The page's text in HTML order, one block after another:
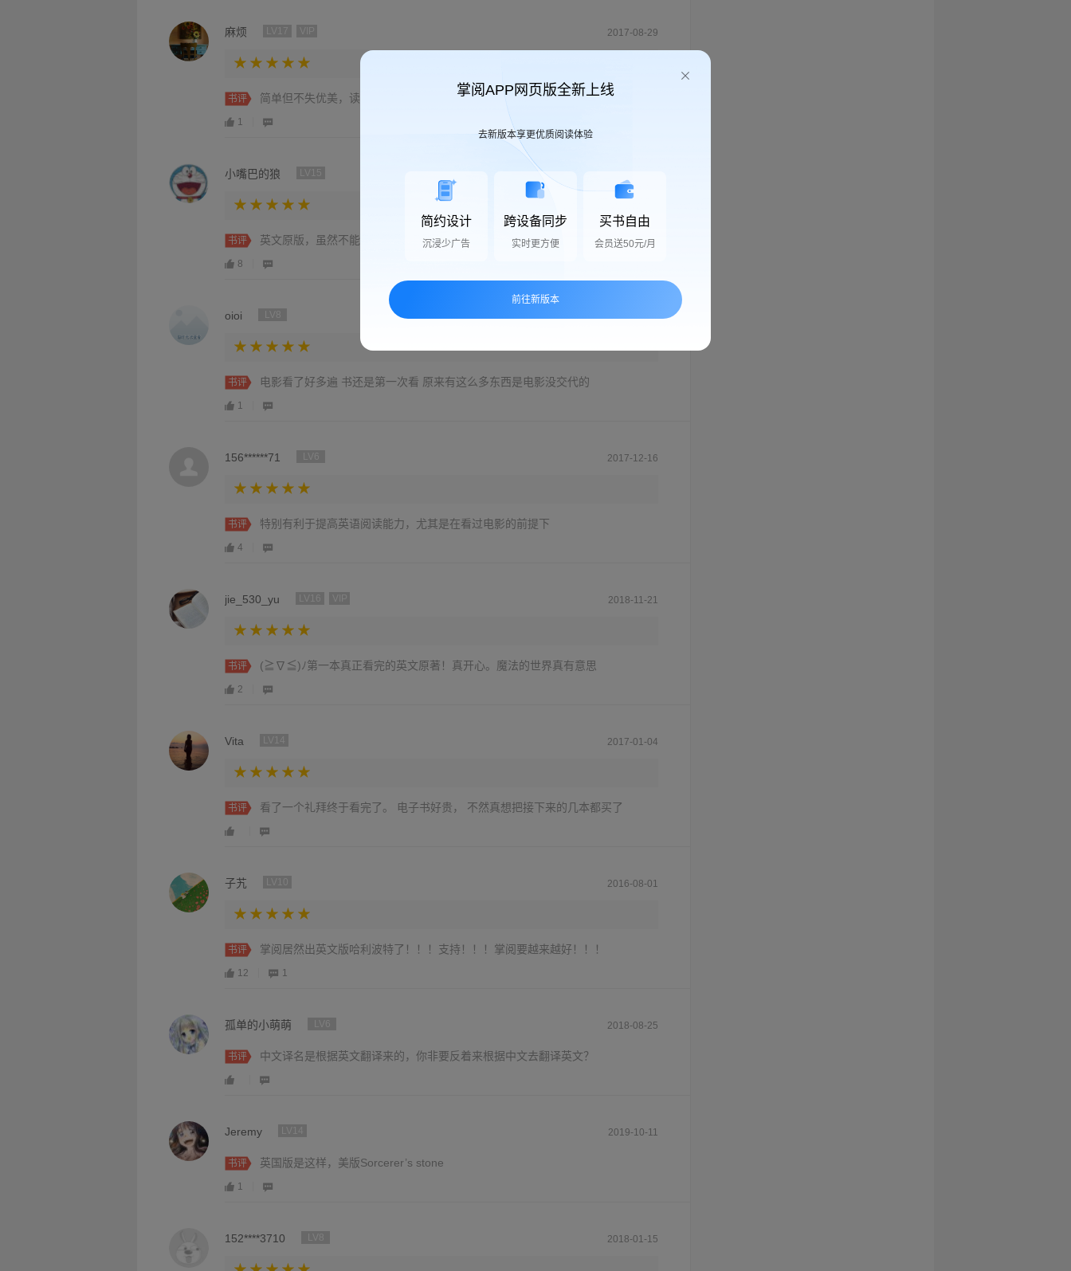
麻烦 2017-08-29
书评 简单但不失优美，读起来很流畅的英文小说，非常喜欢
1
小嘴巴的狼
书评 英文原版，虽然不能全部读下来，但断断续续读些段落，也是很有趣的。
8
oioi 2017-08-16
书评 电影看了好多遍 书还是第一次看 原来有这么多东西是电影没交代的
1
156******71 2017-12-16
书评 特别有利于提高英语阅读能力，尤其是在看过电影的前提下
4
jie_530_yu 2018-11-21
书评 (≧∇≦)ﾉ第一本真正看完的英文原著！真开心。魔法的世界真有意思
2
Vita 2017-01-04
书评 看了一个礼拜终于看完了。 电子书好贵， 不然真想把接下来的几本都买了
子艽 2016-08-01
书评 掌阅居然出英文版哈利波特了！！！支持！！！掌阅要越来越好！！！
12 1
孤单的小萌萌 2018-08-25
书评 中文译名是根据英文翻译来的，你非要反着来根据中文去翻译英文？
Jeremy 2019-10-11
书评 英国版是这样，美版Sorcerer’s stone
1
152****3710 2018-01-15
掌阅APP网页版全新上线
去新版本享更优质阅读体验
简约设计
沉浸少广告
跨设备同步
实时更方便
买书自由
会员送50元/月
前往新版本